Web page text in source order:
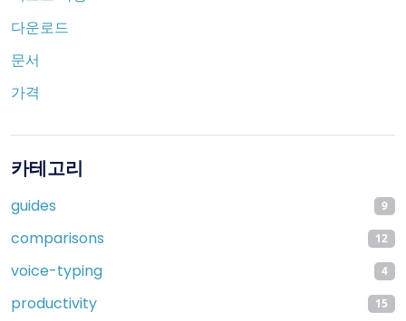
다운로드
문서
가격
카테고리
guides 9
comparisons 12
voice-typing 4
productivity 15